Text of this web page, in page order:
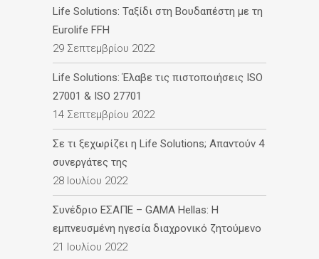
Life Solutions: Ταξίδι στη Βουδαπέστη με τη
Eurolife FFH
29 Σεπτεμβρίου 2022
Life Solutions: Έλαβε τις πιστοποιήσεις ISO
27001 & ISO 27701
14 Σεπτεμβρίου 2022
Σε τι ξεχωρίζει η Life Solutions; Απαντούν 4
συνεργάτες της
28 Ιουλίου 2022
Συνέδριο ΕΣΑΠΕ – GAMA Hellas: Η
εμπνευσμένη ηγεσία διαχρονικό ζητούμενο
21 Ιουλίου 2022